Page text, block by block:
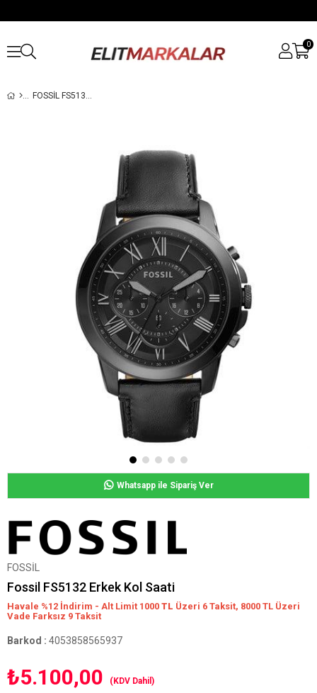
0
FOSSIL FS5132 ERKEK KOL SAATI
Whatsapp ile Sipariş Ver
FOSSİL
Fossil FS5132 Erkek Kol Saati
Havale %12 İndirim - Alt Limit 1000 TL Üzeri 6 Taksit, 8000 TL Üzeri
Vade Farksız 9 Taksit
Barkod : 4053858565937
₺5.100,00 (KDV Dahil)